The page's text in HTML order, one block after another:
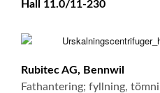
Hall 11.0/11-230
Rubitec AG, Bennwil
Fathantering; fyllning,